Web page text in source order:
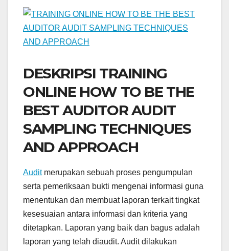
DESKRIPSI TRAINING
ONLINE HOW TO BE THE
BEST AUDITOR AUDIT
SAMPLING TECHNIQUES
AND APPROACH
Auditmerupakan sebuah proses pengumpulan
serta pemeriksaan bukti mengenai informasi guna
menentukan dan membuat laporan terkait tingkat
kesesuaian antara informasi dan kriteria yang
ditetapkan. Laporan yang baik dan bagus adalah
laporan yang telah diaudit. Audit dilakukan